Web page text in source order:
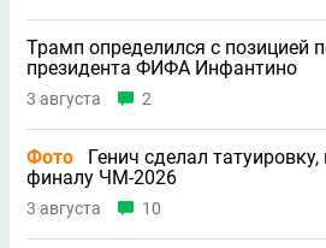
Трамп определился с позицией
президента ФИФА Инфантино
3 августа 2
Фото
Генич сделал
финалу ЧМ-2026
3 августа 10